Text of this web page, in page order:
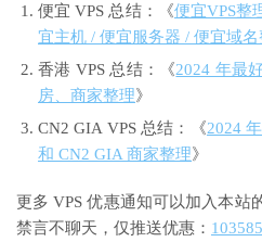
便宜 VPS 总结：《便宜VPS整
宜主机 / 便宜服务器 / 便宜域
香港 VPS 总结：《2024 年最
房、商家整理》
CN2 GIA VPS 总结：《2024
和 CN2 GIA 商家整理》
更多 VPS 优惠通知可以加入本站
禁言不聊天，仅推送优惠：